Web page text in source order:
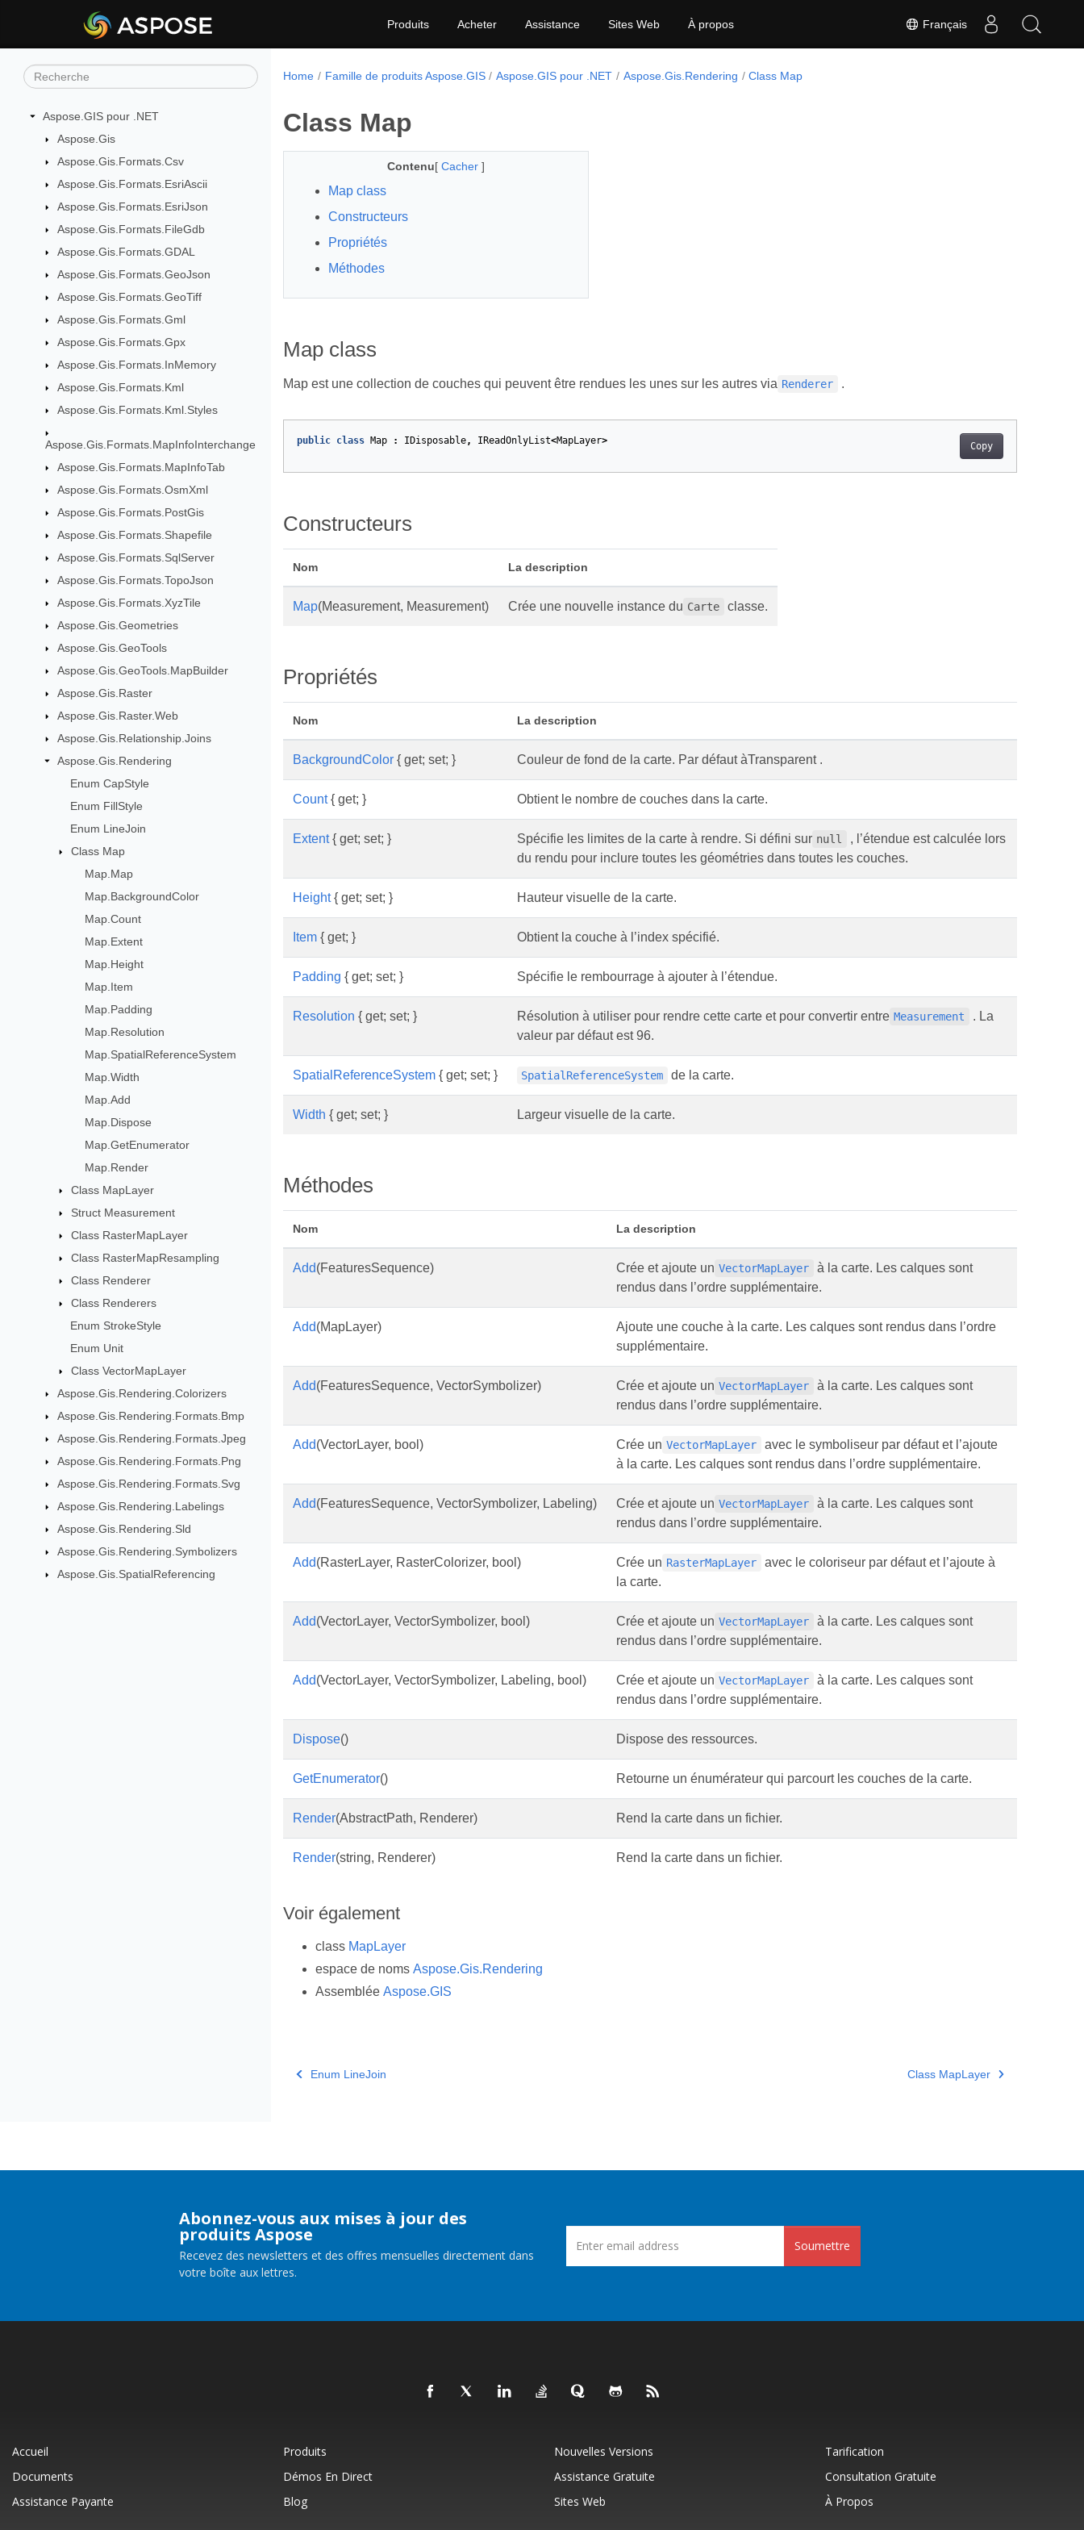
Français
Produits Acheter Assistance Sites Web À propos
Aspose.GIS pour .NET
Aspose.Gis
Aspose.Gis.Formats.Csv
Aspose.Gis.Formats.EsriAscii
Aspose.Gis.Formats.EsriJson
Aspose.Gis.Formats.FileGdb
Aspose.Gis.Formats.GDAL
Aspose.Gis.Formats.GeoJson
Aspose.Gis.Formats.GeoTiff
Aspose.Gis.Formats.Gml
Aspose.Gis.Formats.Gpx
Aspose.Gis.Formats.InMemory
Aspose.Gis.Formats.Kml
Aspose.Gis.Formats.Kml.Styles
Aspose.Gis.Formats.MapInfoInterchange
Aspose.Gis.Formats.MapInfoTab
Aspose.Gis.Formats.OsmXml
Aspose.Gis.Formats.PostGis
Aspose.Gis.Formats.Shapefile
Aspose.Gis.Formats.SqlServer
Aspose.Gis.Formats.TopoJson
Aspose.Gis.Formats.XyzTile
Aspose.Gis.Geometries
Aspose.Gis.GeoTools
Aspose.Gis.GeoTools.MapBuilder
Aspose.Gis.Raster
Aspose.Gis.Raster.Web
Aspose.Gis.Relationship.Joins
Aspose.Gis.Rendering
Enum CapStyle
Enum FillStyle
Enum LineJoin
Class Map
Map.Map
Map.BackgroundColor
Map.Count
Map.Extent
Map.Height
Map.Item
Map.Padding
Map.Resolution
Map.SpatialReferenceSystem
Map.Width
Map.Add
Map.Dispose
Map.GetEnumerator
Map.Render
Class MapLayer
Struct Measurement
Class RasterMapLayer
Class RasterMapResampling
Class Renderer
Class Renderers
Enum StrokeStyle
Enum Unit
Class VectorMapLayer
Aspose.Gis.Rendering.Colorizers
Aspose.Gis.Rendering.Formats.Bmp
Aspose.Gis.Rendering.Formats.Jpeg
Aspose.Gis.Rendering.Formats.Png
Aspose.Gis.Rendering.Formats.Svg
Aspose.Gis.Rendering.Labelings
Aspose.Gis.Rendering.Sld
Aspose.Gis.Rendering.Symbolizers
Aspose.Gis.SpatialReferencing
Home Famille de produits Aspose.GIS Aspose.GIS pour .NET Aspose.Gis.Rendering Class Map
Class Map
Contenu[Cacher]
Map class
Constructeurs
Propriétés
Méthodes
Map class
Map est une collection de couches qui peuvent être rendues les unes sur les autres via Renderer .
Copy
public class Map : IDisposable, IReadOnlyList<MapLayer>
Constructeurs
Nom La description
Map(Measurement, Measurement) Crée une nouvelle instance du Carte classe.
Propriétés
Nom La description
BackgroundColor { get; set; } Couleur de fond de la carte. Par défaut àTransparent .
Count{ get; } Obtient le nombre de couches dans la carte.
Extent{ get; set; } Spécifie les limites de la carte à rendre. Si défini sur null
, l’étendue est calculée lors
du rendu pour inclure toutes les géométries dans toutes les couches.
Height{ get; set; } Hauteur visuelle de la carte.
Item { get; } Obtient la couche à l’index spécifié.
Padding { get; set; } Spécifie le rembourrage à ajouter à l’étendue.
Resolution { get; set; } Résolution à utiliser pour rendre cette carte et pour convertir entre Measurement
. La
valeur par défaut est 96.
SpatialReferenceSystem { get; set; } SpatialReferenceSystem de la carte.
Width { get; set; } Largeur visuelle de la carte.
Méthodes
Nom La description
Add(FeaturesSequence) Crée et ajoute un VectorMapLayer
à la carte. Les calques sont
rendus dans l’ordre supplémentaire.
Add(MapLayer)
Ajoute une couche à la carte. Les calques sont rendus dans l’ordre
supplémentaire.
Add(FeaturesSequence, VectorSymbolizer) Crée et ajoute un VectorMapLayer
à la carte. Les calques sont
rendus dans l’ordre supplémentaire.
Add(VectorLayer, bool) Crée un VectorMapLayer
avec le symboliseur par défaut et l’ajoute
à la carte. Les calques sont rendus dans l’ordre supplémentaire.
Add(FeaturesSequence, VectorSymbolizer, Labeling) Crée et ajoute un VectorMapLayer
à la carte. Les calques sont
rendus dans l’ordre supplémentaire.
Add(RasterLayer, RasterColorizer, bool) Crée un RasterMapLayer
avec le coloriseur par défaut et l’ajoute à
la carte.
Add(VectorLayer, VectorSymbolizer, bool) Crée et ajoute un VectorMapLayer
à la carte. Les calques sont
rendus dans l’ordre supplémentaire.
Add(VectorLayer, VectorSymbolizer, Labeling, bool) Crée et ajoute un VectorMapLayer
à la carte. Les calques sont
rendus dans l’ordre supplémentaire.
Dispose() Dispose des ressources.
GetEnumerator() Retourne un énumérateur qui parcourt les couches de la carte.
Render(AbstractPath, Renderer) Rend la carte dans un fichier.
Render(string, Renderer) Rend la carte dans un fichier.
Voir également
class MapLayer
espace de noms Aspose.Gis.Rendering
Assemblée Aspose.GIS
Enum LineJoin Class MapLayer
Abonnez-vous aux mises à jour des
produits Aspose
Recevez des newsletters et des offres mensuelles directement dans
votre boîte aux lettres.
Soumettre
Accueil Produits Nouvelles Versions
Tarification
Documents
Démos En Direct Assistance Gratuite
Consultation Gratuite
Assistance Payante
Blog Sites Web À Propos